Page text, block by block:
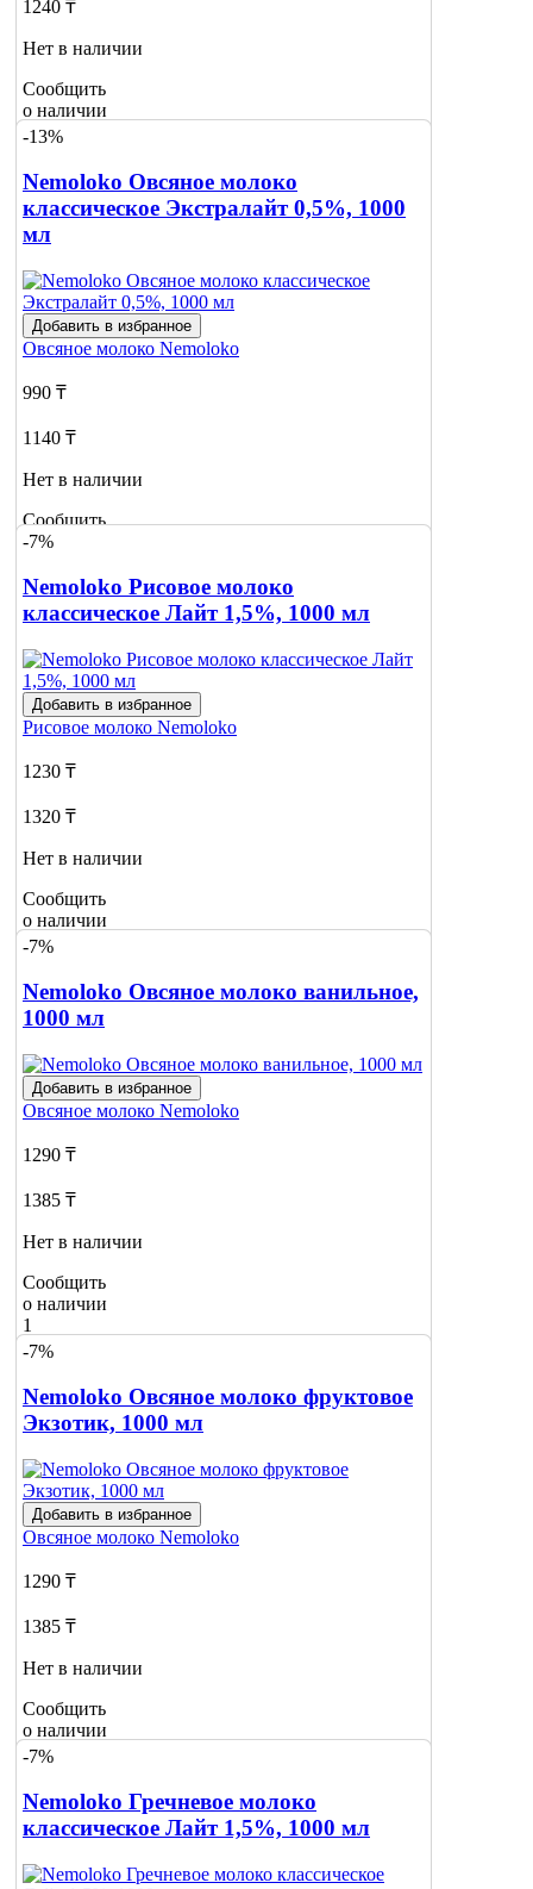
1240 ₸
Нет в наличии
Сообщить
о наличии
-13%
Nemoloko Овсяное молоко
классическое Экстралайт 0,5%, 1000
мл
Добавить в избранное
Овсяное молоко Nemoloko
990 ₸
1140 ₸
Нет в наличии
Сообщить
о наличии
-7%
Nemoloko Рисовое молоко
классическое Лайт 1,5%, 1000 мл
Добавить в избранное
Рисовое молоко Nemoloko
1230 ₸
1320 ₸
Нет в наличии
Сообщить
о наличии
1
-7%
Nemoloko Овсяное молоко ванильное,
1000 мл
Добавить в избранное
Овсяное молоко Nemoloko
1290 ₸
1385 ₸
Нет в наличии
Сообщить
о наличии
1
-7%
Nemoloko Овсяное молоко фруктовое
Экзотик, 1000 мл
Добавить в избранное
Овсяное молоко Nemoloko
1290 ₸
1385 ₸
Нет в наличии
Сообщить
о наличии
1
-7%
Nemoloko Гречневое молоко
классическое Лайт 1,5%, 1000 мл